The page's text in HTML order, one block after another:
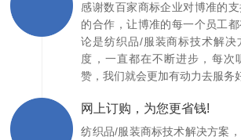
感谢数百家商标企业对博准的
的合作，让博准的每一个员工
论是纺织品/服装商标技术解决
度，一直都在不断进步，每次
赞，我们就会更加有动力去服务
网上订购，为您更省钱!
纺织品/服装商标技术解决方案